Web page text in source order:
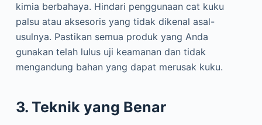
kimia berbahaya. Hindari penggunaan cat kuku
palsu atau aksesoris yang tidak dikenal asal-
usulnya. Pastikan semua produk yang Anda
gunakan telah lulus uji keamanan dan tidak
mengandung bahan yang dapat merusak kuku.
3. Teknik yang Benar